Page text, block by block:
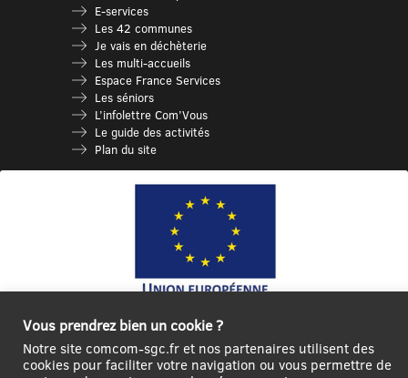
E-services
Les 42 communes
Je vais en déchèterie
Les multi-accueils
Espace France Services
Les séniors
L’infolettre Com’Vous
Le guide des activités
Plan du site
Ce site internet a été cofinancé par l’Union européenne avec le Fonds
Européen de Développement Régional à hauteur de 12 572€
Vous prendrez bien un cookie ?
Notre site comcom-sgc.fr et nos partenaires utilisent des
cookies pour faciliter votre navigation ou vous permettre de